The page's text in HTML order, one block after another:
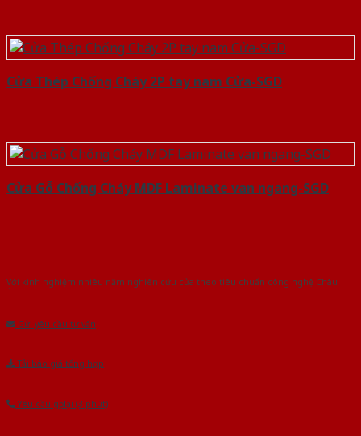
Cửa Thép Chống Cháy 2P tay nam Cửa-SGD
Cửa Gỗ Chống Cháy MDF Laminate van ngang-SGD
Với kinh nghiệm nhiêu năm nghiên cứu cửa theo tiêu chuẩn công nghệ Châu
Gửi yêu cầu tư vấn
Tải báo giá tổng hợp
Yêu cầu gọi lại (3 phút)